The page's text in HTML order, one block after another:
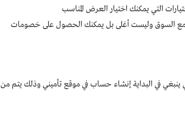
التي يمكنك اختيار العرض المناسب
السوق وليست أغلى بل يمكنك الحصول على خصومات
في البداية إنشاء حساب في موقع تأميني وذلك يتم من